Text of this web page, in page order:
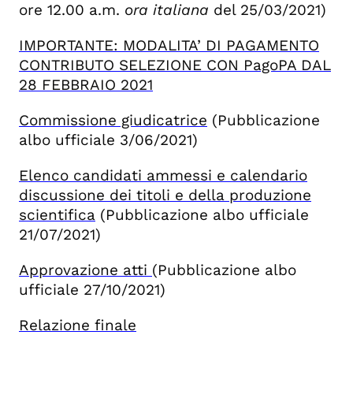
ore 12.00 a.m. ora italiana del 25/03/2021)
IMPORTANTE: MODALITA’ DI PAGAMENTO
CONTRIBUTO SELEZIONE CON PagoPA DAL
28 FEBBRAIO 2021
Commissione giudicatrice (Pubblicazione
albo ufficiale 3/06/2021)
Elenco candidati ammessi e calendario
discussione dei titoli e della produzione
scientifica (Pubblicazione albo ufficiale
21/07/2021)
Approvazione atti (Pubblicazione albo
ufficiale 27/10/2021)
Relazione finale